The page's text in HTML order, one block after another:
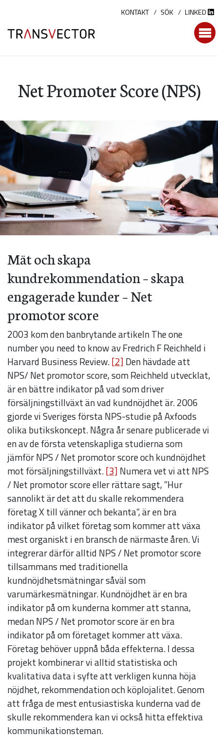
innehållet
KONTAKT SÖK LINKED
Net Promoter Score (NPS)
Mät och skapa
kundrekommendation – skapa
engagerade kunder – Net
promotor score
2003 kom den banbrytande artikeln The one
number you need to know av Fredrich F Reichheld i
Harvard Business Review.[2] Den hävdade att
NPS/ Net promotor score, som Reichheld utvecklat,
är en bättre indikator på vad som driver
försäljningstillväxt än vad kundnöjdhet är. 2006
gjorde vi Sveriges första NPS-studie på Axfoods
olika butikskoncept. Några år senare publicerade vi
en av de första vetenskapliga studierna som
jämför NPS / Net promotor score och kundnöjdhet
mot försäljningstillväxt.[3] Numera vet vi att NPS
/ Net promotor score eller rättare sagt, ”Hur
sannolikt är det att du skalle rekommendera
företag X till vänner och bekanta”, är en bra
indikator på vilket företag som kommer att växa
mest organiskt i en bransch de närmaste åren. Vi
integrerar därför alltid NPS / Net promotor score
tillsammans med traditionella
kundnöjdhetsmätningar såväl som
varumärkesmätningar. Kundnöjdhet är en bra
indikator på om kunderna kommer att stanna,
medan NPS / Net promotor score är en bra
indikator på om företaget kommer att växa.
Företag behöver uppnå båda effekterna. I dessa
projekt kombinerar vi alltid statistiska och
kvalitativa data i syfte att verkligen kunna höja
nöjdhet, rekommendation och köplojalitet. Genom
att fråga de mest entusiastiska kunderna vad de
skulle rekommendera kan vi också hitta effektiva
kommunikationsteman.
Nödvändiga
Dessa kakor
går inte att
välja bort. De
behövs för
att hemsidan
över huvud
taget ska
fungera.
Statistik
För att vi ska
kunna
förbättra
hemsidans
funktionalitet
och
uppbyggnad,
baserat på
hur hemsidan
används.
Upplevelse
För att vår